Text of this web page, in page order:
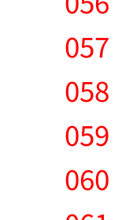
057
058
059
060